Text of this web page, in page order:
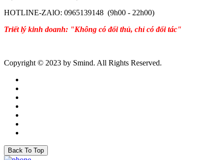
HOTLINE-ZAlO: 0965139148 (9h00 - 22h00)
Triết lý kinh doanh: "Không có đối thủ, chỉ có đối tác"
Copyright © 2023 by Smind. All Rights Reserved.
Back To Top